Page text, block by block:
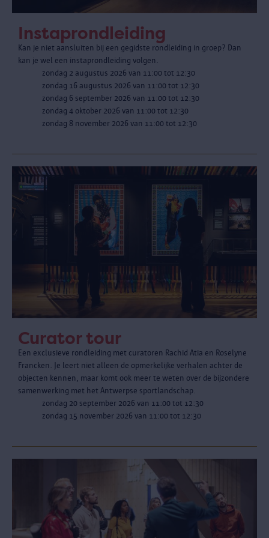
Instaprondleiding
Kan je niet aansluiten bij een gegidste rondleiding in groep? Dan
kan je wel een instaprondleiding volgen.
zondag 2 augustus 2026 van 11:00 tot 12:30
zondag 16 augustus 2026 van 11:00 tot 12:30
zondag 6 september 2026 van 11:00 tot 12:30
zondag 4 oktober 2026 van 11:00 tot 12:30
zondag 8 november 2026 van 11:00 tot 12:30
Curator tour
Een exclusieve rondleiding met curatoren Rachid Atia en Roselyne
Francken. Je leert niet alleen de opmerkelijke verhalen achter de
objecten kennen, maar komt ook meer te weten over de bijzondere
samenwerking met het Antwerpse sportlandschap.
zondag 20 september 2026 van 11:00 tot 12:30
zondag 15 november 2026 van 11:00 tot 12:30